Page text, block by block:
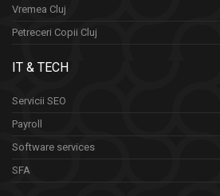
Vremea Cluj
Petreceri Copii Cluj
IT & TECH
Servicii SEO
Payroll
Software services
SFA